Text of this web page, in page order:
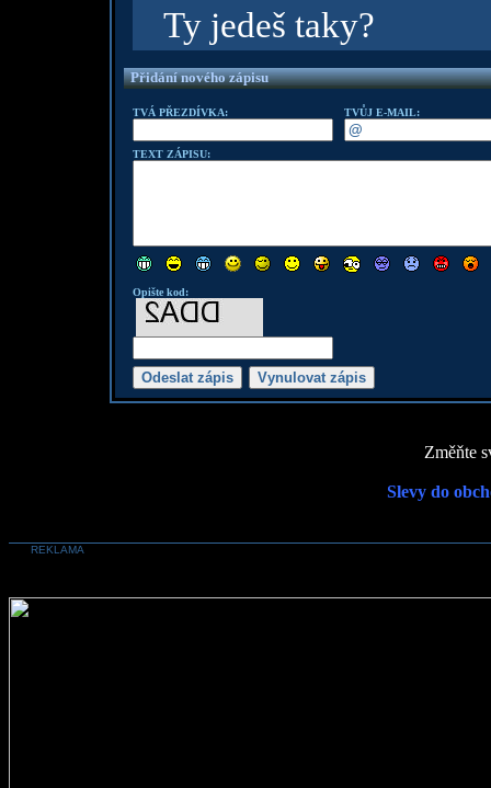
Ty jedeš taky?
Přidání nového zápisu
TVÁ PŘEZDÍVKA: TVŮJ E-MAIL:
TEXT ZÁPISU:
Opište kod:
Změňte
Slevy do
REKLAMA